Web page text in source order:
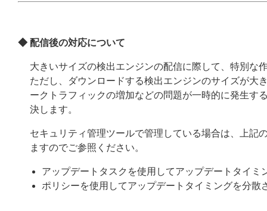
◆ 配信後の対応について
大きいサイズの検出エンジンの配信に際して、特別な
ただし、ダウンロードする検出エンジンのサイズが大
ークトラフィックの増加などの問題が一時的に発生す
決します。
セキュリティ管理ツールで管理している場合は、上記
ますのでご参照ください。
アップデートタスクを使用してアップデートタイミ
ポリシーを使用してアップデートタイミングを分散